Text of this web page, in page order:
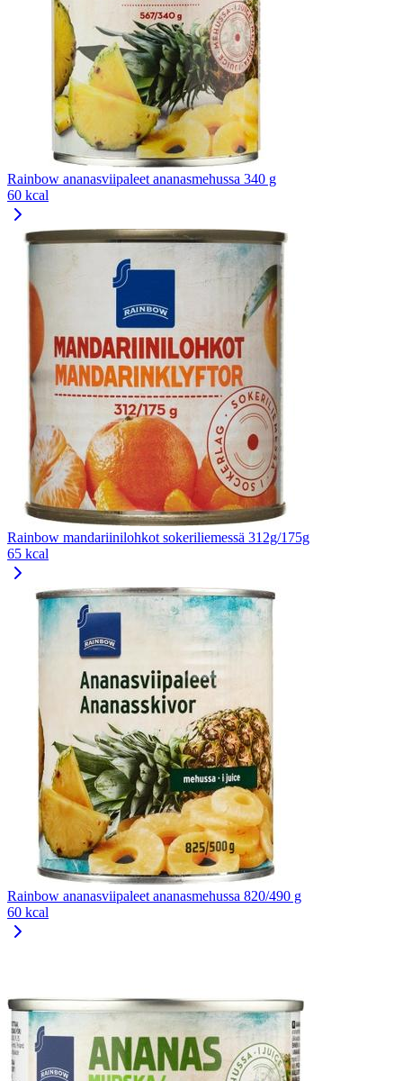
Rainbow ananasviipaleet ananasmehussa 340 g
60 kcal
Rainbow mandariinilohkot sokeriliemessä 312g/175g
65 kcal
Rainbow ananasviipaleet ananasmehussa 820/490 g
60 kcal